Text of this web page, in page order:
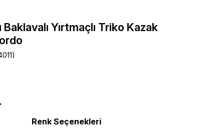
Baklavalı Yırtmaçlı Triko Kazak
Renk Seçenekleri